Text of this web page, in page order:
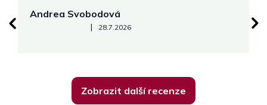
Andrea Svobodová
Hodnocení obchodu je 5 z 5 hvězdiček.
| 28.7.2026
Zobrazit další recenze